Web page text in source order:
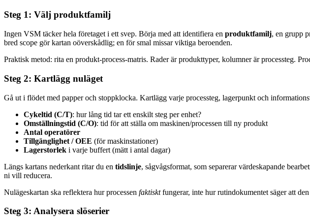
Steg 1: Välj produktfamilj
Ingen VSM täcker hela företaget i ett svep. Börja med att identifiera en produktfamilj, en grupp
bred scope gör kartan oöverskådlig; en för smal missar viktiga beroenden.
Praktisk metod: rita en produkt-process-matris. Rader är produkttyper, kolumner är processteg.
Steg 2: Kartlägg nuläget
Gå ut i flödet med papper och stoppklocka. Kartlägg varje processteg, lagerpunkt och
Cykeltid (C/T): hur lång tid tar ett enskilt steg per enhet?
Omställningstid (C/O): tid för att ställa om maskinen/processen till ny produkt
Antal operatörer
Tillgänglighet / OEE (för maskinstationer)
Lagerstorlek i varje buffert (mätt i antal dagar)
Längs kartans nederkant ritar du en tidslinje, sågvågsformat, som separerar värdeskapande
ni vill reducera.
Nulägeskartan ska reflektera hur processen faktisktfungerar, inte hur rutindokumentet säger att
Steg 3: Analysera slöserier